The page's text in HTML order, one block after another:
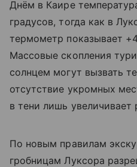
Днём в Каире
градусов, тогда как в
термометр показывает
Массовые скопления
солнцем могут вызвать
отсутствие укромных
в тени лишь увеличивает
По новым правилам
гробницам Луксора